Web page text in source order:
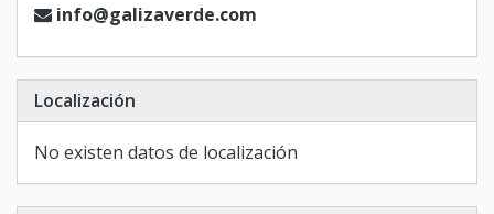
info@galizaverde.com
Localización
No existen datos de localización